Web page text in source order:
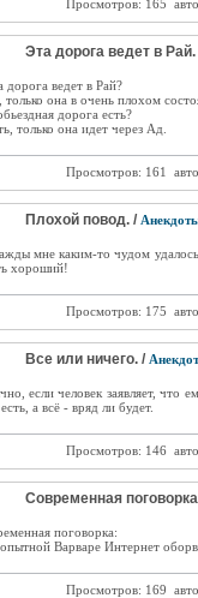
Просмотров: 165
Эта дорога ведет в
дорога ведет в Рай?
только она в очень плохом
дорога есть?
только она идет через Ад.
Просмотров: 161
Плохой повод. /
мне каким-то чудом
хороший!
Просмотров: 175
Все или ничего. /
если человек заявляет, что
а всё - вряд ли будет.
Просмотров: 146
Современная
поговорка:
Варваре Интернет
Просмотров: 169